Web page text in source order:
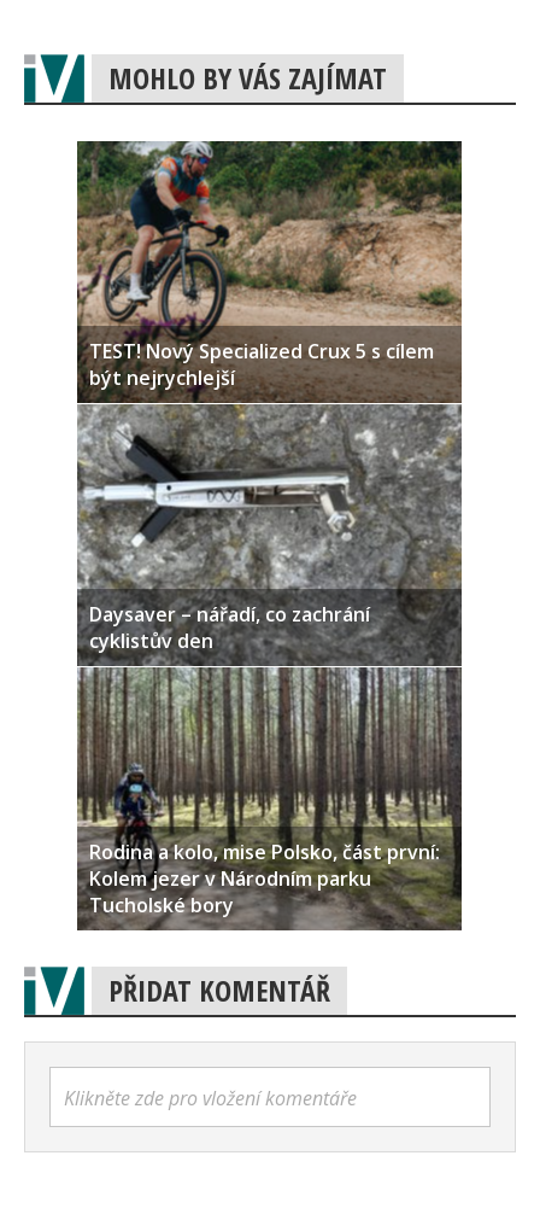
MOHLO BY VÁS ZAJÍMAT
TEST! Nový Specialized Crux 5 s cílem
být nejrychlejší
Daysaver – nářadí, co zachrání
cyklistův den
Rodina a kolo, mise Polsko, část první:
Kolem jezer v Národním parku
Tucholské bory
PŘIDAT KOMENTÁŘ
Klikněte zde pro vložení komentáře